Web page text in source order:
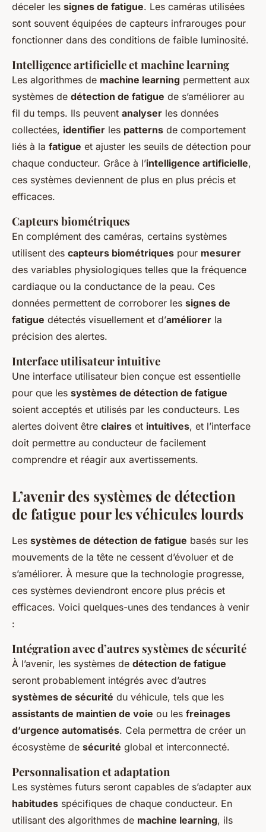
déceler les signes de fatigue. Les caméras utilisées
sont souvent équipées de capteurs infrarouges pour
fonctionner dans des conditions de faible luminosité.
Intelligence artificielle et machine learning
Les algorithmes de machine learning permettent aux
systèmes de détection de fatigue de s’améliorer au
fil du temps. Ils peuvent analyser les données
collectées, identifier les patterns de comportement
liés à la fatigue et ajuster les seuils de détection pour
chaque conducteur. Grâce à l’intelligence artificielle,
ces systèmes deviennent de plus en plus précis et
efficaces.
Capteurs biométriques
En complément des caméras, certains systèmes
utilisent des capteurs biométriques pour mesurer
des variables physiologiques telles que la fréquence
cardiaque ou la conductance de la peau. Ces
données permettent de corroborer les signes de
fatigue détectés visuellement et d’améliorer la
précision des alertes.
Interface utilisateur intuitive
Une interface utilisateur bien conçue est essentielle
pour que les systèmes de détection de fatigue
soient acceptés et utilisés par les conducteurs. Les
alertes doivent être claires et intuitives, et l’interface
doit permettre au conducteur de facilement
comprendre et réagir aux avertissements.
L’avenir des systèmes de détection
de fatigue pour les véhicules lourds
Les systèmes de détection de fatigue basés sur les
mouvements de la tête ne cessent d’évoluer et de
s’améliorer. À mesure que la technologie progresse,
ces systèmes deviendront encore plus précis et
efficaces. Voici quelques-unes des tendances à venir
:
Intégration avec d’autres systèmes de sécurité
À l’avenir, les systèmes de détection de fatigue
seront probablement intégrés avec d’autres
systèmes de sécurité du véhicule, tels que les
assistants de maintien de voie ou les freinages
d’urgence automatisés. Cela permettra de créer un
écosystème de sécurité global et interconnecté.
Personnalisation et adaptation
Les systèmes futurs seront capables de s’adapter aux
habitudes spécifiques de chaque conducteur. En
utilisant des algorithmes de machine learning, ils